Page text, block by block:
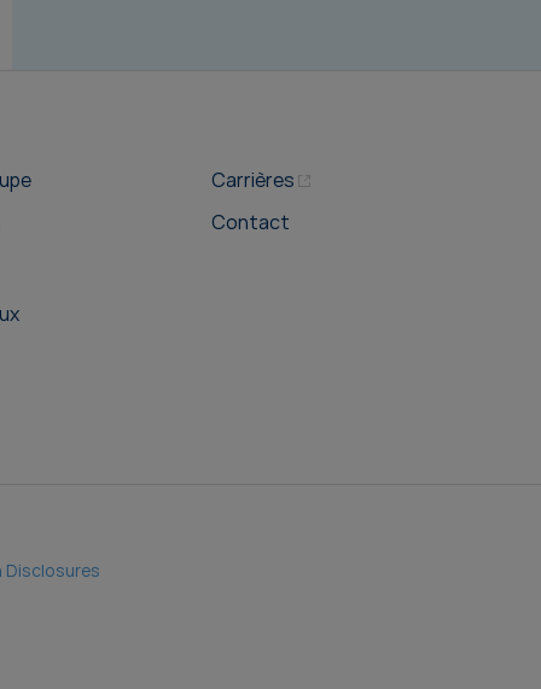
Carrières
Contact
Disclosures